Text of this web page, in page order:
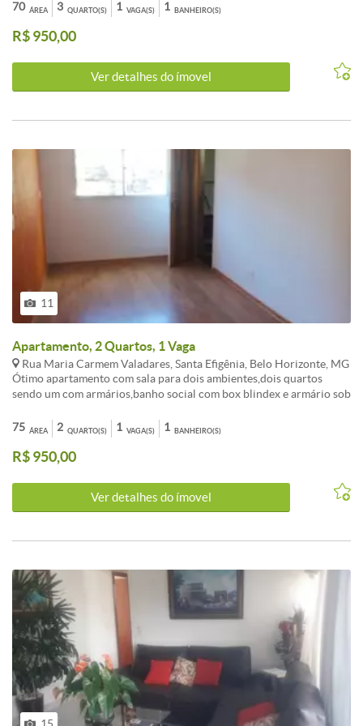
consultores!
ÁREA
70 QUARTO(S)
3 VAGA(S)
1 BANHEIRO(S)
1
R$ 950,00
Ver detalhes do ímovel
11
Apartamento, 2 Quartos, 1 Vaga
Rua Maria Carmem Valadares, Santa Efigênia, Belo Horizonte, MG
Ótimo apartamento com sala para dois ambientes,dois quartos
sendo um com armários,banho social com box blindex e armário sob
garagem.
ÁREA
75 QUARTO(S)
2 VAGA(S)
1 BANHEIRO(S)
1
R$ 950,00
Ver detalhes do ímovel